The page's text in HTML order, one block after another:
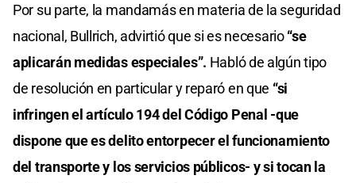
Por su parte, la mandamás en materia de la seguridad
nacional, Bullrich, advirtió que si es necesario“se
aplicarán medidas especiales”. Habló de algún tipo
de resolución en particular y reparó en que “si
infringen el artículo 194 del Código Penal -que
dispone que es delito entorpecer el funcionamiento
del transporte y los servicios públicos- y si tocan la